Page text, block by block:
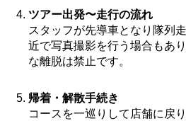
ツアー出発〜走行の流れ
スタッフが先導車となり隊列
近で写真撮影を行う場合もあ
な離脱は禁止です。
帰着・解散手続き
コースを一巡りして店舗に戻